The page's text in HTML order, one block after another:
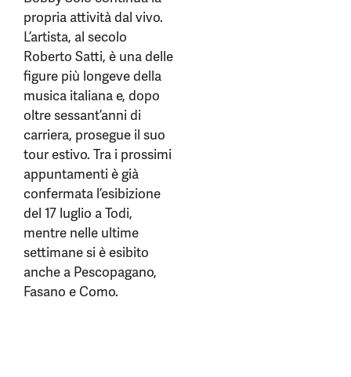
propria attività dal vivo.
L’artista, al secolo
Roberto Satti, è una delle
figure più longeve della
musica italiana e, dopo
oltre sessant’anni di
carriera, prosegue il suo
tour estivo. Tra i prossimi
appuntamenti è già
confermata l’esibizione
del 17 luglio a Todi,
mentre nelle ultime
settimane si è esibito
anche a Pescopagano,
Fasano e Como.